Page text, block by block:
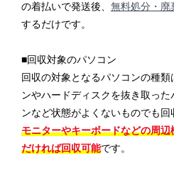
の着払いで発送後、 無料処分・廃
するだけです。
■回収対象のパソコン
回収の対象となるパソコンの種
ンやハードディスクを抜き取っ
ンなど状態がよくないものでも回
モニターやキーボードなどの周
だければ回収可能です。